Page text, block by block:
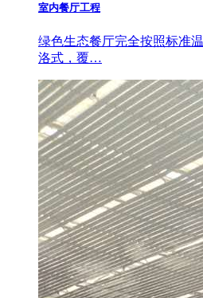
室内餐厅工程
绿色生态餐厅完全按照标准
洛式，覆…